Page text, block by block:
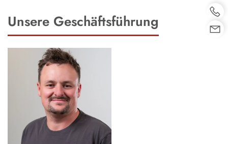
Unsere Geschäftsführung